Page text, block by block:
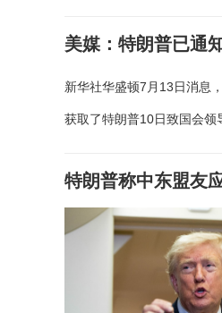
美媒：特朗普已通
新华社华盛顿7月13日消息
获取了特朗普10日致国会领
特朗普称中东盟友